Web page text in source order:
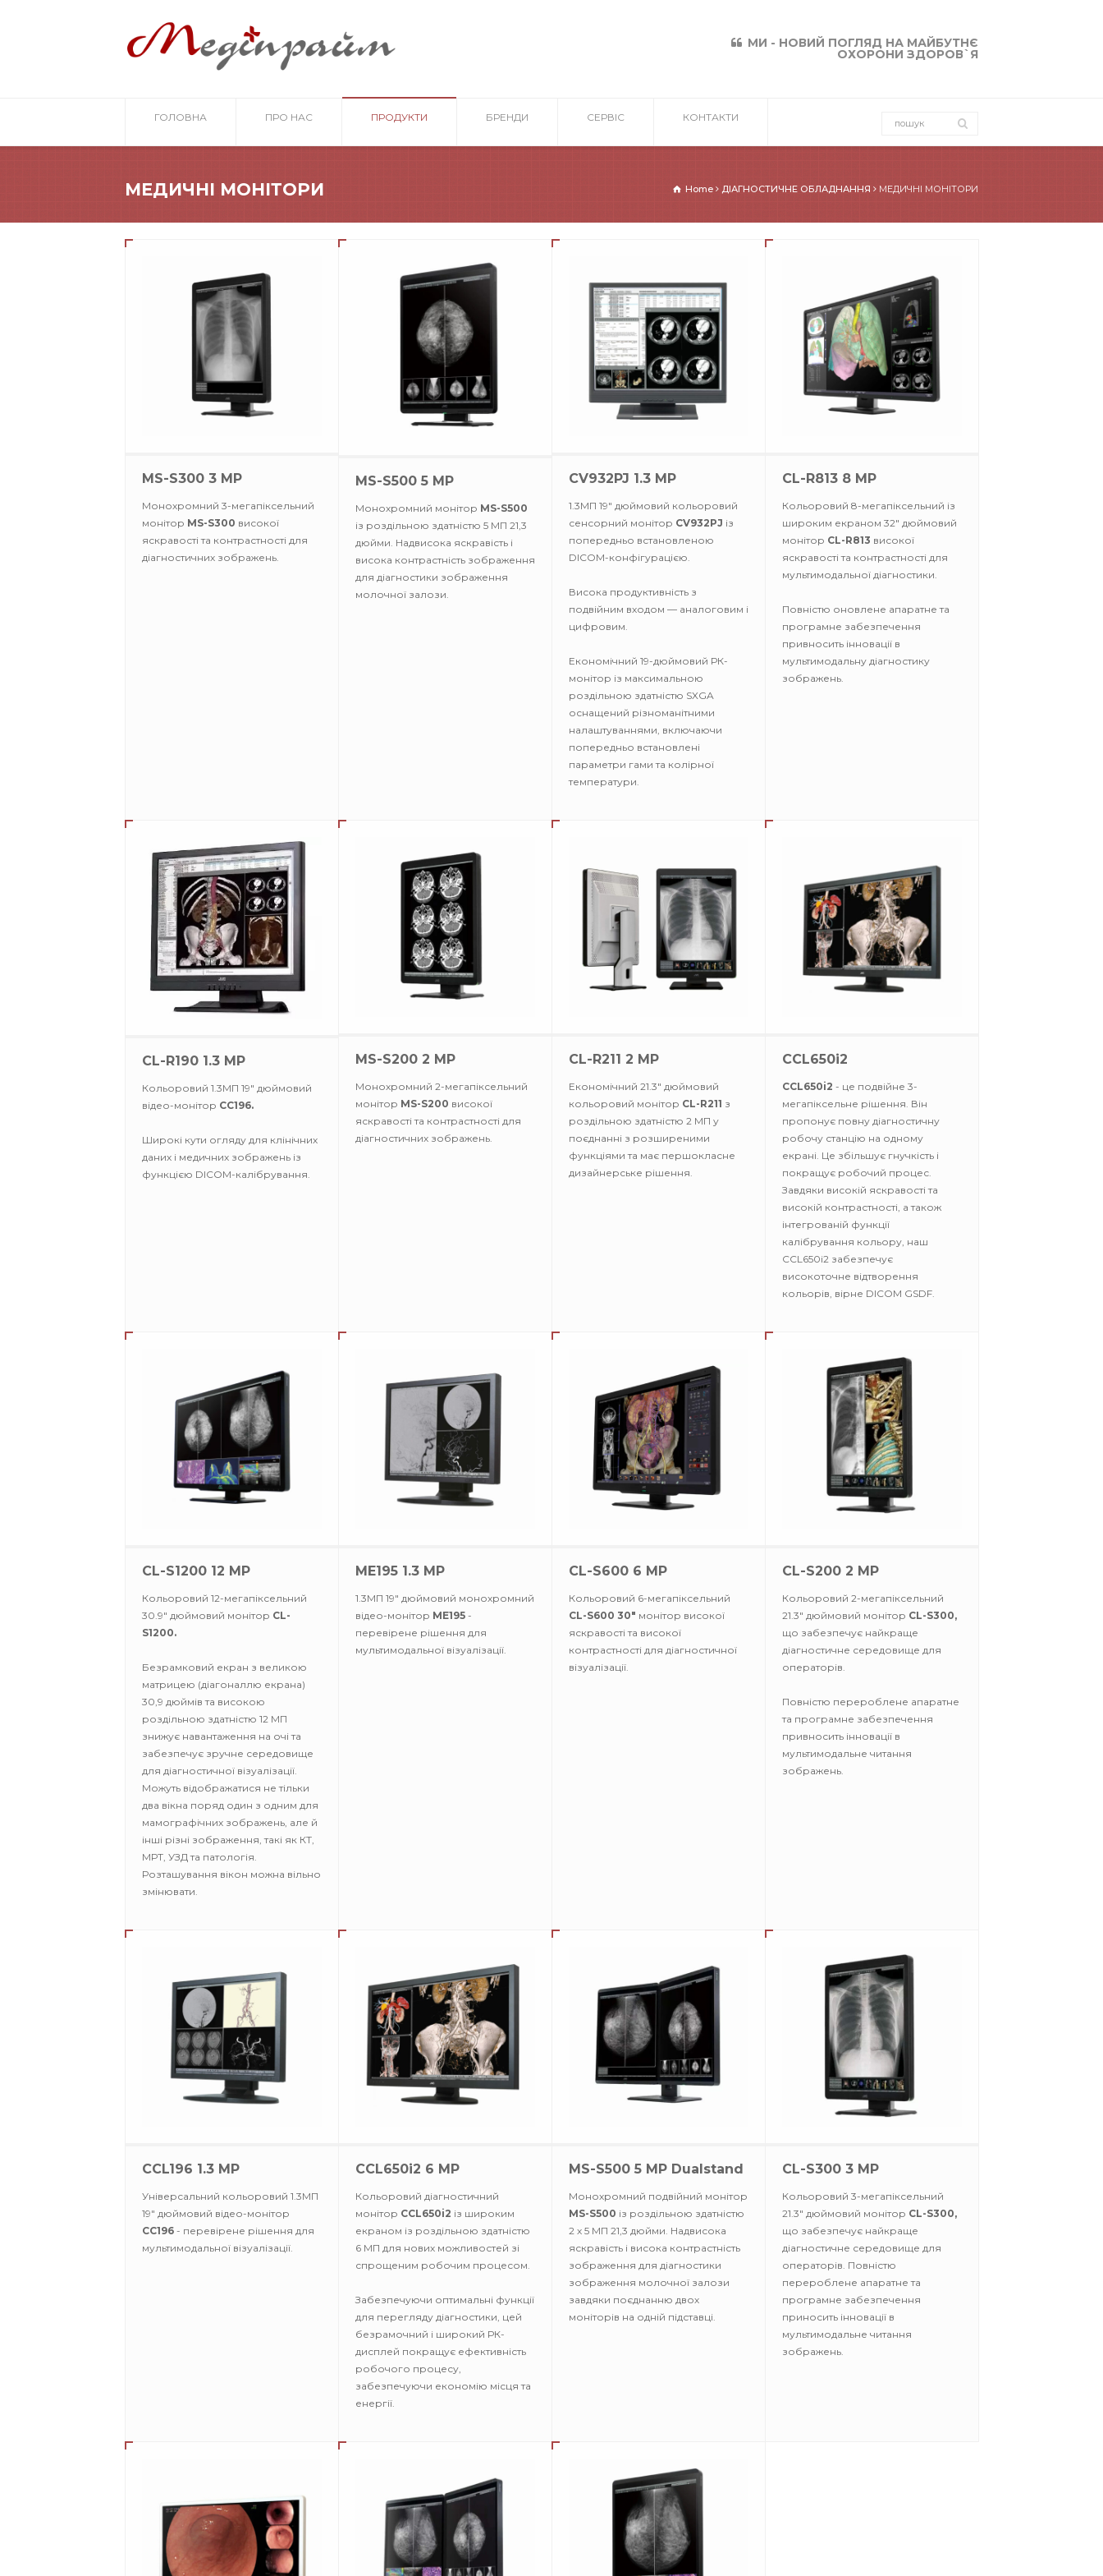
МИ - НОВИЙ ПОГЛЯД НА МАЙБУТНЄ
ОХОРОНИ ЗДОРОВ`Я
ГОЛОВНА ПРО НАС ПРОДУКТИ БРЕНДИ СЕРВІС КОНТАКТИ
МЕДИЧНІ МОНІТОРИ Home ДІАГНОСТИЧНЕ ОБЛАДНАННЯ МЕДИЧНІ МОНІТОРИ
MS-S300 3 MP
Монохромний 3-мегапіксельний
монітор MS-S300 високої
яскравості та контрастності для
діагностичних зображень.
MS-S500 5 MP
Монохромний монітор MS-S500
із роздільною здатністю 5 МП 21,3
дюйми. Надвисока яскравість і
висока контрастність зображення
для діагностики зображення
молочної залози.
CV932PJ 1.3 MP
1.3МП 19" дюймовий кольоровий
сенсорний монітор CV932PJ із
попередньо встановленою
DICOM-конфігурацією.
Висока продуктивність з
подвійним входом — аналоговим і
цифровим.
Економічний 19-дюймовий РК-
монітор із максимальною
роздільною здатністю SXGA
оснащений різноманітними
налаштуваннями, включаючи
попередньо встановлені
параметри гами та колірної
температури.
CL-R813 8 MP
Кольоровий 8-мегапіксельний із
широким екраном 32" дюймовий
монітор CL-R813 високої
яскравості та контрастності для
мультимодальної діагностики.
Повністю оновлене апаратне та
програмне забезпечення
привносить інновації в
мультимодальну діагностику
зображень.
CL-R190 1.3 MP
Кольоровий 1.3МП 19" дюймовий
відео-монітор CC196.
Широкі кути огляду для клінічних
даних і медичних зображень із
функцією DICOM-калібрування.
MS-S200 2 MP
Монохромний 2-мегапіксельний
монітор MS-S200 високої
яскравості та контрастності для
діагностичних зображень.
CL-R211 2 MP
Економічний 21.3" дюймовий
кольоровий монітор CL-R211 з
роздільною здатністю 2 МП у
поєднанні з розширеними
функціями та має першокласне
дизайнерське рішення.
CCL650i2
CCL650i2 - це подвійне 3-
мегапіксельне рішення. Він
пропонує повну діагностичну
робочу станцію на одному
екрані. Це збільшує гнучкість і
покращує робочий процес.
Завдяки високій яскравості та
високій контрастності, а також
інтегрованій функції
калібрування кольору, наш
CCL650i2 забезпечує
високоточне відтворення
кольорів, вірне DICOM GSDF.
CL-S1200 12 MP
Кольоровий 12-мегапіксельний
30.9" дюймовий монітор CL-
S1200.
Безрамковий екран з великою
матрицею (діагоналлю екрана)
30,9 дюймів та високою
роздільною здатністю 12 МП
знижує навантаження на очі та
забезпечує зручне середовище
для діагностичної візуалізації.
Можуть відображатися не тільки
два вікна поряд один з одним для
мамографічних зображень, але й
інші різні зображення, такі як КТ,
МРТ, УЗД та патологія.
Розташування вікон можна вільно
змінювати.
ME195 1.3 MP
1.3МП 19" дюймовий монохромний
відео-монітор ME195 -
перевірене рішення для
мультимодальної візуалізації.
CL-S600 6 MP
Кольоровий 6-мегапіксельний
CL-S600 30" монітор високої
яскравості та високої
контрастності для діагностичної
візуалізації.
CL-S200 2 MP
Кольоровий 2-мегапіксельний
21.3" дюймовий монітор CL-S300,
що забезпечує найкраще
діагностичне середовище для
операторів.
Повністю перероблене апаратне
та програмне забезпечення
привносить інновації в
мультимодальне читання
зображень.
CCL196 1.3 MP
Універсальний кольоровий 1.3МП
19" дюймовий відео-монітор
CC196 - перевірене рішення для
мультимодальної візуалізації.
CCL650i2 6 MP
Кольоровий діагностичний
монітор CCL650i2 із широким
екраном із роздільною здатністю
6 МП для нових можливостей зі
спрощеним робочим процесом.
Забезпечуючи оптимальні функції
для перегляду діагностики, цей
безрамочний і широкий РК-
дисплей покращує ефективність
робочого процесу,
забезпечуючи економію місця та
енергії.
MS-S500 5 MP Dualstand
Монохромний подвійний монітор
MS-S500 із роздільною здатністю
2 х 5 МП 21,3 дюйми. Надвисока
яскравість і висока контрастність
зображення для діагностики
зображення молочної залози
завдяки поєднанню двох
моніторів на одній підставці.
CL-S300 3 MP
Кольоровий 3-мегапіксельний
21.3" дюймовий монітор CL-S300,
що забезпечує найкраще
діагностичне середовище для
операторів. Повністю
перероблене апаратне та
програмне забезпечення
приносить інновації в
мультимодальне читання
зображень.